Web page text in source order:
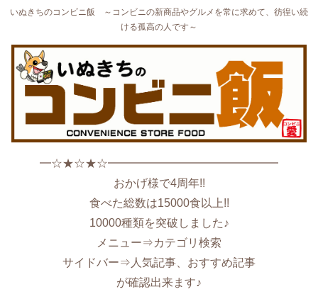
いぬきちのコンビニ飯 ～コンビニの新商品やグルメを常に求めて、彷徨い続
ける孤高の人です～
━☆★☆★☆━━━━━━━━━━━━━━━
おかげ様で4周年!!
食べた総数は15000食以上!!
10000種類を突破しました♪
メニュー⇒カテゴリ検索
サイドバー⇒人気記事、おすすめ記事
が確認出来ます♪